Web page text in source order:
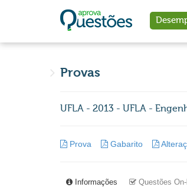
Provas
UFLA - 2013 - UFLA -
Prova Gabarito
Informações Questões